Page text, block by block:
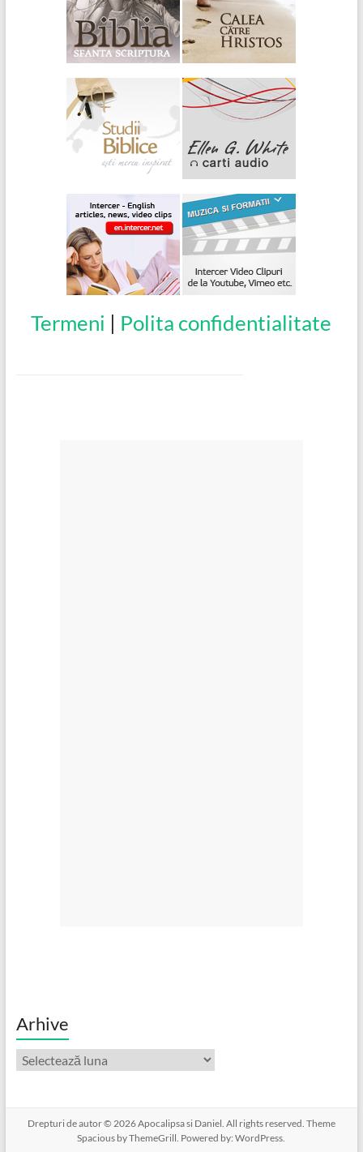
Termeni | Polita confidentialitate
Arhive
Arhive
Drepturi de autor © 2026Apocalipsa si Daniel. All rights reserved. Theme
Spacious by ThemeGrill. Powered by:WordPress.